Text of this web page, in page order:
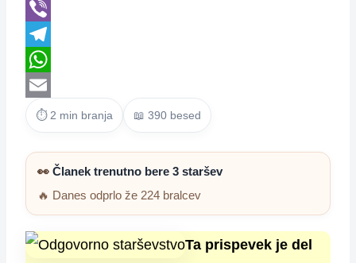
X
Viber
Telegram
WhatsApp
Email
⏱ 2 min branja 📖 390 besed
👀 Članek trenutno bere 3 staršev
🔥 Danes odprlo že 224 bralcev
Ta prispevek je del